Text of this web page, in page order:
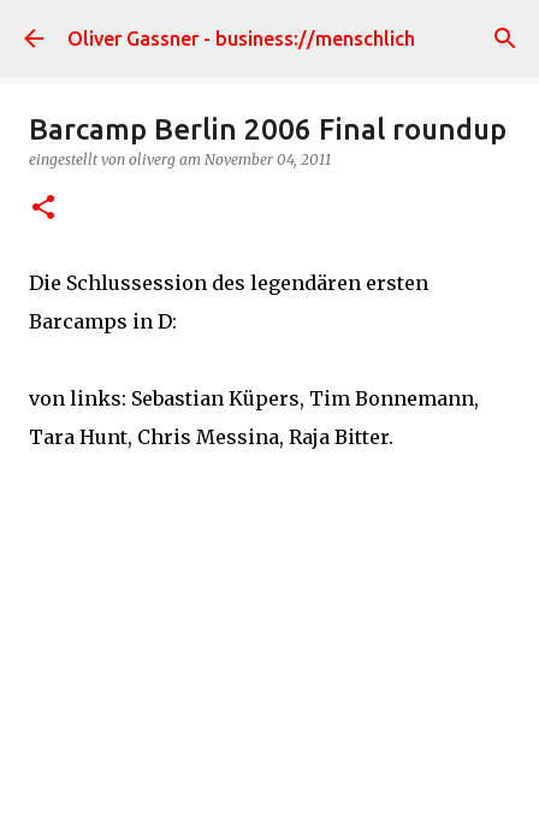
Direkt zum Hauptbereich
Oliver Gassner - business://menschlich
Barcamp Berlin 2006 Final roundup
eingestellt von oliverg am November 04, 2011
Die Schlussession des legendären ersten
Barcamps in D:
von links: Sebastian Küpers, Tim Bonnemann,
Tara Hunt, Chris Messina, Raja Bitter.